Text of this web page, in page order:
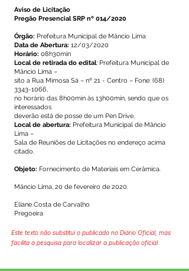
Aviso de Licitação
Pregão Presencial SRP nº 014/2020
Órgão: Prefeitura Municipal de Mâncio Lima
Data de Abertura: 12/03/2020
Horário: 08h30min
Local de retirada do edital: Prefeitura Municipal de
Mâncio Lima –
sito a Rua Mimosa Sá – nº 21 - Centro – Fone: (68)
3343-1066,
no horário das 8h00min às 13h00min, sendo que os
interessados
deverão está de posse de um Pen Drive.
Local de abertura: Prefeitura Municipal de Mâncio
Lima –
Sala de Reuniões de Licitações no endereço acima
citado.
Objeto: Fornecimento de Materiais em Cerâmica.
Mâncio Lima, 20 de fevereiro de 2020.
Eliane Costa de Carvalho
Pregoeira
Este texto não substitui o publicado no Diário Oficial, mas
facilita a pesquisa para localizar a publicação oficial.